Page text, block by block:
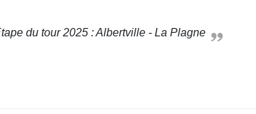
Étape du tour 2025 : Albertville - La Plagne